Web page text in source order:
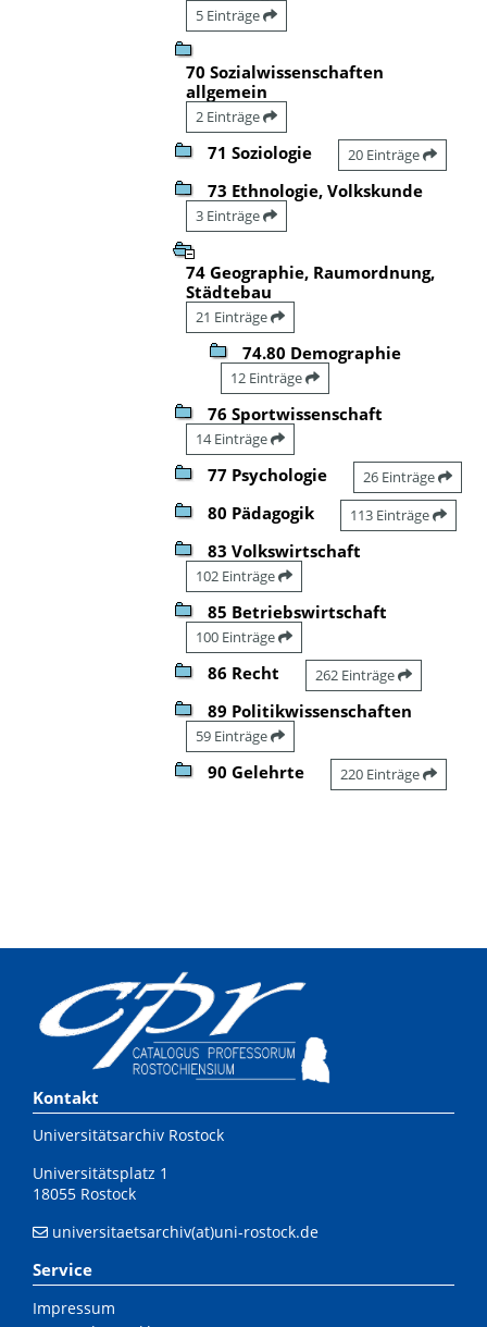
5 Einträge
70 Sozialwissenschaften
allgemein
2 Einträge
71 Soziologie 20 Einträge
73 Ethnologie, Volkskunde
3 Einträge
74 Geographie, Raumordnung,
Städtebau
21 Einträge
74.80 Demographie
12 Einträge
76 Sportwissenschaft
14 Einträge
77 Psychologie 26 Einträge
80 Pädagogik 113 Einträge
83 Volkswirtschaft
102 Einträge
85 Betriebswirtschaft
100 Einträge
86 Recht 262 Einträge
89 Politikwissenschaften
59 Einträge
90 Gelehrte 220 Einträge
Kontakt
Universitätsarchiv Rostock
Universitätsplatz 1
18055 Rostock
universitaetsarchiv(at)uni-rostock.de
Service
Impressum